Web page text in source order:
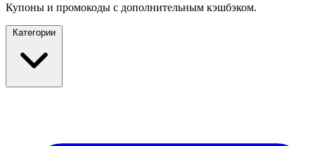
Купоны и промокоды с дополнительным кэшбэком.
Категории